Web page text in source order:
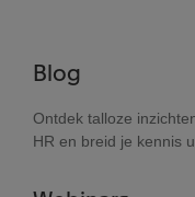
Blog
Ontdek talloze
HR en breid je kennis